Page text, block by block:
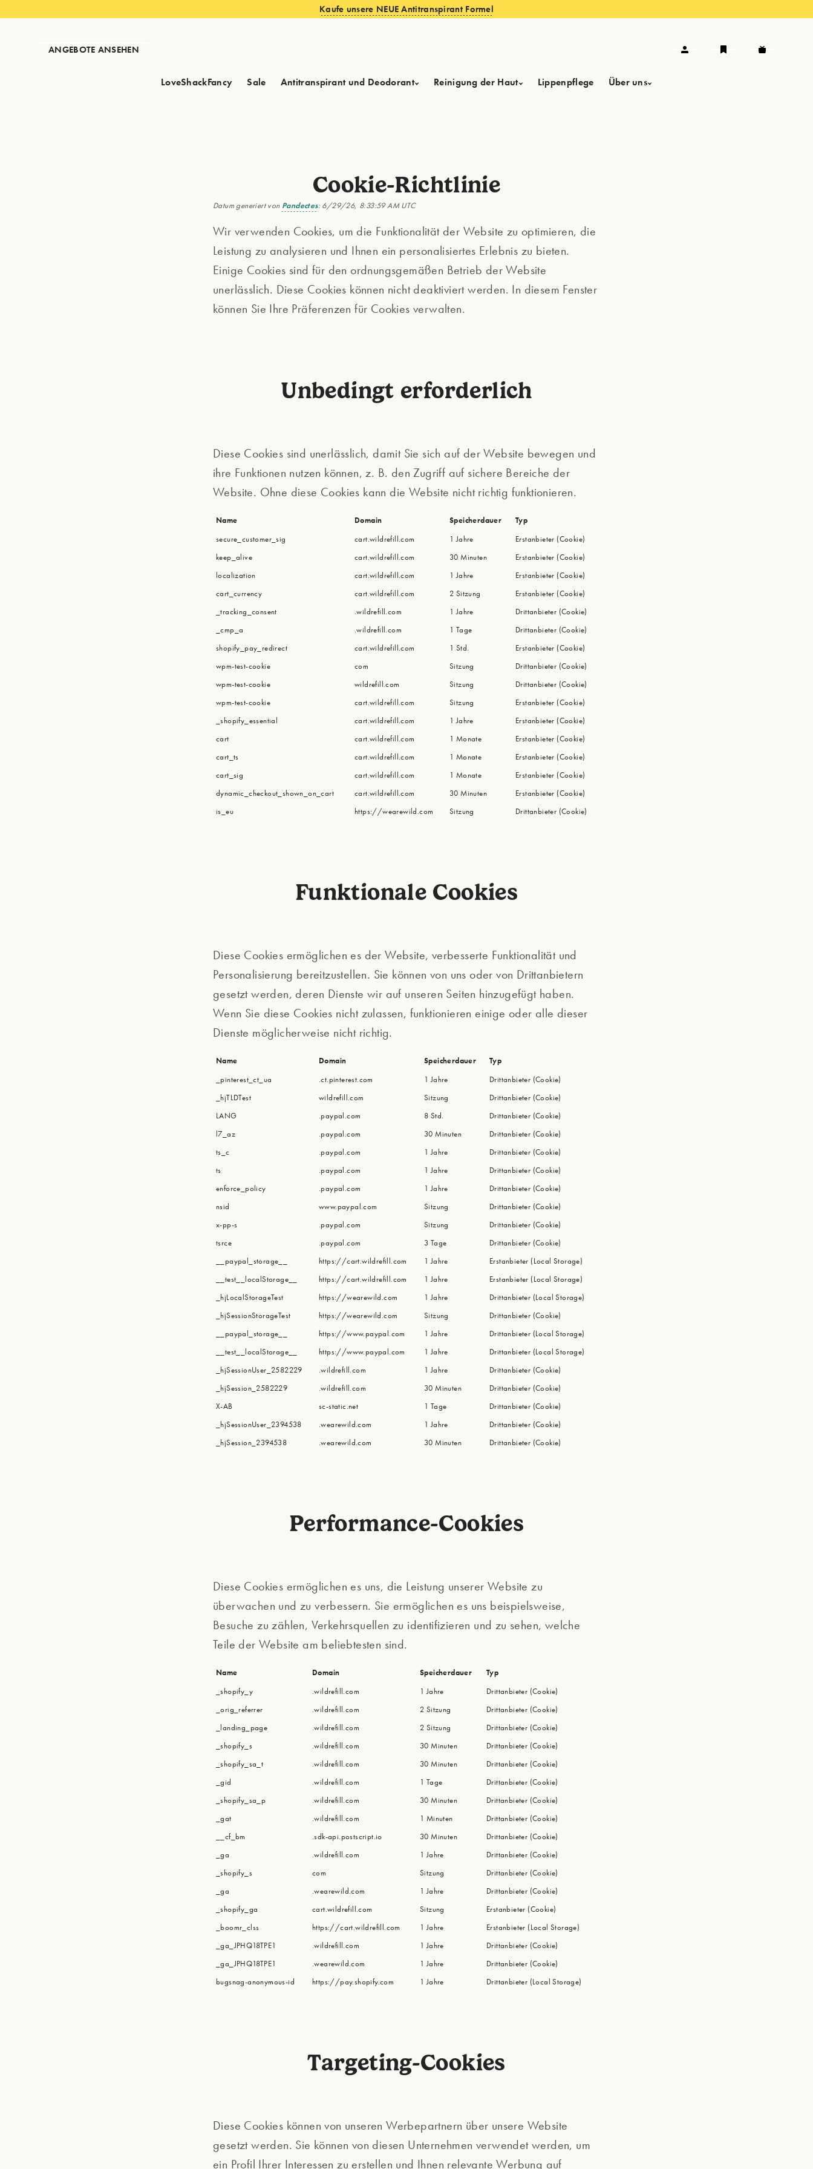
Kaufe unsere NEUE Antitranspirant Formel
ANGEBOTE ANSEHEN
LoveShackFancy Sale Antitranspirant und Deodorant Reinigung der Haut Lippenpflege Über uns
Cookie-Richtlinie
Datum generiert von Pandectes: 6/29/26, 8:33:59 AM UTC
Wir verwenden Cookies, um die Funktionalität der Website zu optimieren, die
Leistung zu analysieren und Ihnen ein personalisiertes Erlebnis zu bieten.
Einige Cookies sind für den ordnungsgemäßen Betrieb der Website
unerlässlich. Diese Cookies können nicht deaktiviert werden. In diesem Fenster
können Sie Ihre Präferenzen für Cookies verwalten.
Unbedingt erforderlich
Diese Cookies sind unerlässlich, damit Sie sich auf der Website bewegen und
ihre Funktionen nutzen können, z. B. den Zugriff auf sichere Bereiche der
Website. Ohne diese Cookies kann die Website nicht richtig funktionieren.
Name Domain Speicherdauer Typ
secure_customer_sig cart.wildrefill.com 1 Jahre
Erstanbieter (Cookie)
keep_alive
cart.wildrefill.com 30 Minuten
Erstanbieter (Cookie)
localization
cart.wildrefill.com 1 Jahre
Erstanbieter (Cookie)
cart_currency
cart.wildrefill.com 2 Sitzung
Erstanbieter (Cookie)
_tracking_consent
.wildrefill.com 1 Jahre
Drittanbieter (Cookie)
_cmp_a
.wildrefill.com 1 Tage
Drittanbieter (Cookie)
shopify_pay_redirect
cart.wildrefill.com 1 Std.
Erstanbieter (Cookie)
wpm-test-cookie
com Sitzung
Drittanbieter (Cookie)
wpm-test-cookie
wildrefill.com Sitzung
Drittanbieter (Cookie)
wpm-test-cookie
cart.wildrefill.com Sitzung
Erstanbieter (Cookie)
_shopify_essential
cart.wildrefill.com 1 Jahre
Erstanbieter (Cookie)
cart
cart.wildrefill.com 1 Monate
Erstanbieter (Cookie)
cart_ts
cart.wildrefill.com 1 Monate
Erstanbieter (Cookie)
cart_sig
cart.wildrefill.com 1 Monate
Erstanbieter (Cookie)
dynamic_checkout_shown_on_cart
cart.wildrefill.com 30 Minuten
Erstanbieter (Cookie)
is_eu
https://wearewild.com Sitzung Drittanbieter (Cookie)
Funktionale Cookies
Diese Cookies ermöglichen es der Website, verbesserte Funktionalität und
Personalisierung bereitzustellen. Sie können von uns oder von Drittanbietern
gesetzt werden, deren Dienste wir auf unseren Seiten hinzugefügt haben.
Wenn Sie diese Cookies nicht zulassen, funktionieren einige oder alle dieser
Dienste möglicherweise nicht richtig.
Name Domain Speicherdauer Typ
_pinterest_ct_ua .ct.pinterest.com 1 Jahre
Drittanbieter (Cookie)
_hjTLDTest
wildrefill.com Sitzung
Drittanbieter (Cookie)
LANG
.paypal.com 8 Std.
Drittanbieter (Cookie)
l7_az
.paypal.com 30 Minuten
Drittanbieter (Cookie)
ts_c
.paypal.com 1 Jahre
Drittanbieter (Cookie)
ts
.paypal.com 1 Jahre
Drittanbieter (Cookie)
enforce_policy
.paypal.com 1 Jahre
Drittanbieter (Cookie)
nsid
www.paypal.com Sitzung
Drittanbieter (Cookie)
x-pp-s
.paypal.com Sitzung
Drittanbieter (Cookie)
tsrce
.paypal.com 3 Tage
Drittanbieter (Cookie)
__paypal_storage__
https://cart.wildrefill.com 1 Jahre
Erstanbieter (Local Storage)
__test__localStorage__
https://cart.wildrefill.com 1 Jahre
Erstanbieter (Local Storage)
_hjLocalStorageTest
https://wearewild.com 1 Jahre
Drittanbieter (Local Storage)
_hjSessionStorageTest
https://wearewild.com Sitzung
Drittanbieter (Cookie)
__paypal_storage__
https://www.paypal.com 1 Jahre
Drittanbieter (Local Storage)
__test__localStorage__
https://www.paypal.com 1 Jahre
Drittanbieter (Local Storage)
_hjSessionUser_2582229
.wildrefill.com 1 Jahre
Drittanbieter (Cookie)
_hjSession_2582229
.wildrefill.com 30 Minuten
Drittanbieter (Cookie)
X-AB
sc-static.net 1 Tage
Drittanbieter (Cookie)
_hjSessionUser_2394538
.wearewild.com 1 Jahre
Drittanbieter (Cookie)
_hjSession_2394538
.wearewild.com 30 Minuten Drittanbieter (Cookie)
Performance-Cookies
Diese Cookies ermöglichen es uns, die Leistung unserer Website zu
überwachen und zu verbessern. Sie ermöglichen es uns beispielsweise,
Besuche zu zählen, Verkehrsquellen zu identifizieren und zu sehen, welche
Teile der Website am beliebtesten sind.
Name Domain Speicherdauer Typ
_shopify_y .wildrefill.com 1 Jahre
Drittanbieter (Cookie)
_orig_referrer
.wildrefill.com 2 Sitzung
Drittanbieter (Cookie)
_landing_page
.wildrefill.com 2 Sitzung
Drittanbieter (Cookie)
_shopify_s
.wildrefill.com 30 Minuten
Drittanbieter (Cookie)
_shopify_sa_t
.wildrefill.com 30 Minuten
Drittanbieter (Cookie)
_gid
.wildrefill.com 1 Tage
Drittanbieter (Cookie)
_shopify_sa_p
.wildrefill.com 30 Minuten
Drittanbieter (Cookie)
_gat
.wildrefill.com 1 Minuten
Drittanbieter (Cookie)
__cf_bm
.sdk-api.postscript.io 30 Minuten
Drittanbieter (Cookie)
_ga
.wildrefill.com 1 Jahre
Drittanbieter (Cookie)
_shopify_s
com Sitzung
Drittanbieter (Cookie)
_ga
.wearewild.com 1 Jahre
Drittanbieter (Cookie)
_shopify_ga
cart.wildrefill.com Sitzung
Erstanbieter (Cookie)
_boomr_clss
https://cart.wildrefill.com 1 Jahre
Erstanbieter (Local Storage)
_ga_JPHQ18TPE1
.wildrefill.com 1 Jahre
Drittanbieter (Cookie)
_ga_JPHQ18TPE1
.wearewild.com 1 Jahre
Drittanbieter (Cookie)
bugsnag-anonymous-id
https://pay.shopify.com 1 Jahre Drittanbieter (Local Storage)
Targeting-Cookies
Diese Cookies können von unseren Werbepartnern über unsere Website
gesetzt werden. Sie können von diesen Unternehmen verwendet werden, um
ein Profil Ihrer Interessen zu erstellen und Ihnen relevante Werbung auf